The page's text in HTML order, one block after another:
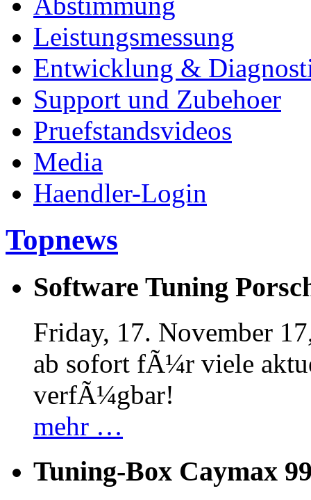
Leistungsmessung
Entwicklung &
Support und Zubehoer
Pruefstandsvideos
Media
Haendler-Login
Topnews
Software Tuning
Friday, 17. November
ab sofort fÃ¼r viele
verfÃ¼gbar!
mehr …
Tuning-Box Caymax